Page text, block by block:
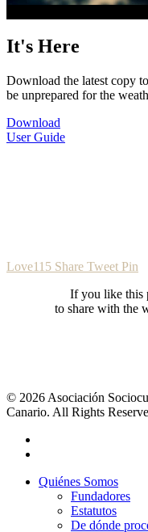
It's Here
Download the latest copy
be unprepared for the
Download
User Guide
Love115 Share Tweet Pin
If you like this
to share with the
© 2026 Asociación
Canario. All Rights
Quiénes Somos
Fundadores
Estatutos
De dónde